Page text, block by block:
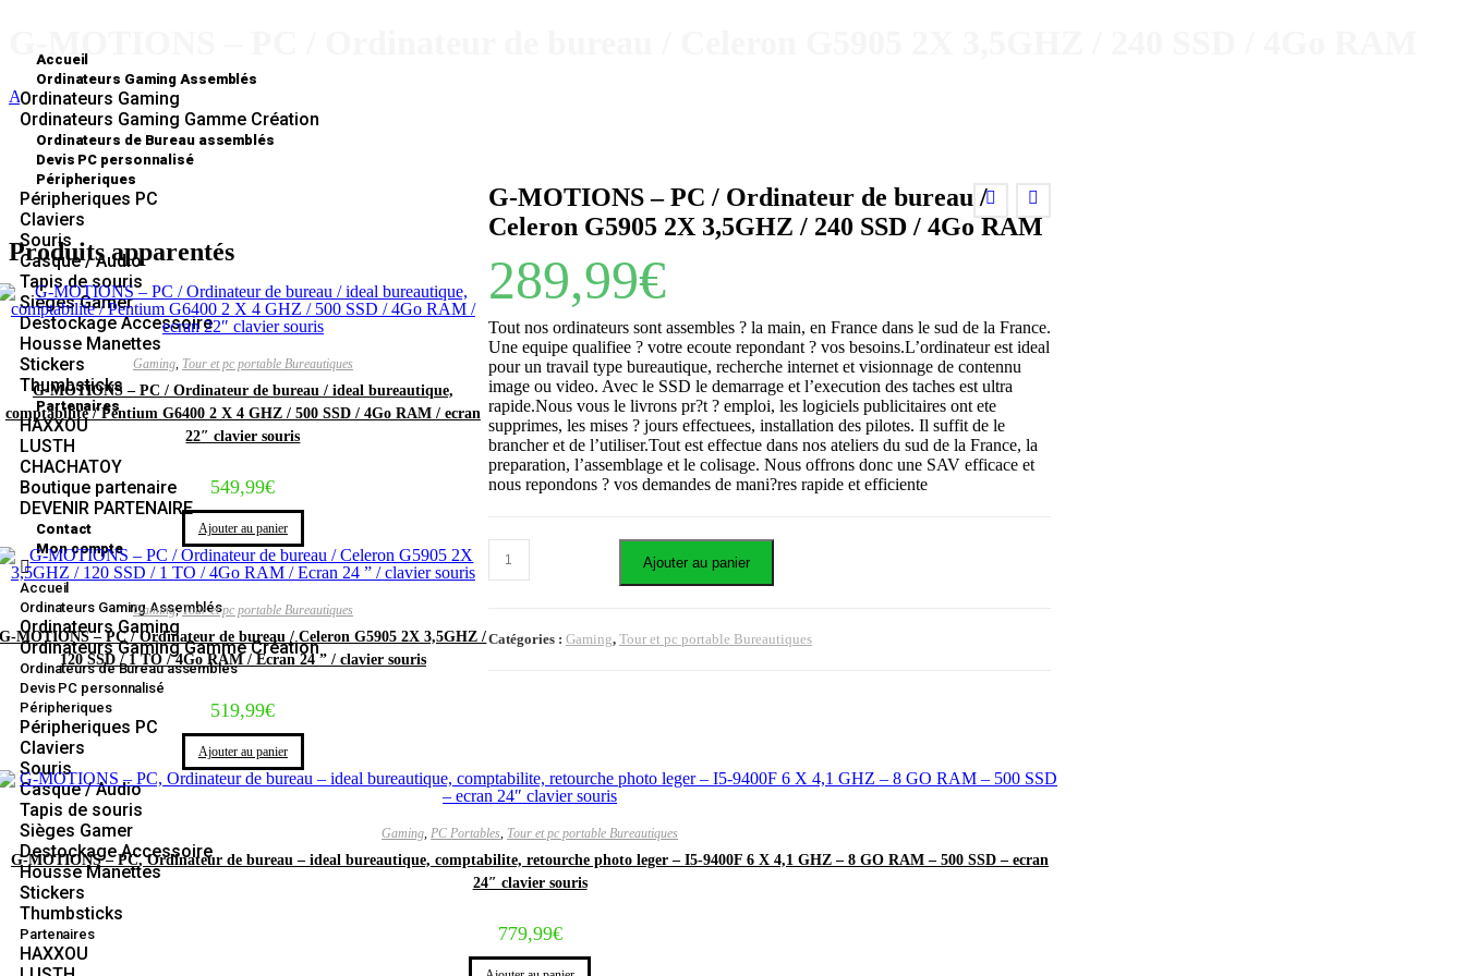
Accueil
Ordinateurs Gaming Assemblés
Ordinateurs Gaming
Ordinateurs Gaming Gamme Création
Ordinateurs de Bureau assemblés
Devis PC personnalisé
Péripheriques
Péripheriques PC
Claviers
Souris
Casque / Audio
Tapis de souris
Sièges Gamer
Destockage Accessoire
Housse Manettes
Stickers
Thumbsticks
Partenaires
HAXXOU
LUSTH
CHACHATOY
Boutique partenaire
DEVENIR PARTENAIRE
Contact
Mon compte
Accueil
Ordinateurs Gaming Assemblés
Ordinateurs Gaming
Ordinateurs Gaming Gamme Création
Ordinateurs de Bureau assemblés
Devis PC personnalisé
Péripheriques
Péripheriques PC
Claviers
Souris
Casque / Audio
Tapis de souris
Sièges Gamer
Destockage Accessoire
Housse Manettes
Stickers
Thumbsticks
Partenaires
HAXXOU
G-MOTIONS – PC / Ordinateur de bureau / Celeron G5905 2X 3,5GHZ / 240 SSD / 4Go RAM
Accueil»Boutique»G-MOTIONS – PC / Ordinateur de bureau / Celeron G5905 2X 3,5GHZ / 240 SSD / 4Go RAM
G-MOTIONS – PC / Ordinateur de bureau /
Celeron G5905 2X 3,5GHZ / 240 SSD / 4Go RAM
289,99€
Tout nos ordinateurs sont assembles ? la main, en France dans le sud de la France.
Une equipe qualifiee ? votre ecoute repondant ? vos besoins.L’ordinateur est ideal
pour un travail type bureautique, recherche internet et visionnage de contennu
image ou video. Avec le SSD le demarrage et l’execution des taches est ultra
rapide.Nous vous le livrons pr?t ? emploi, les logiciels publicitaires ont ete
supprimes, les mises ? jours effectuees, installation des pilotes. Il suffit de le
brancher et de l’utiliser.Tout est effectue dans nos ateliers du sud de la France, la
preparation, l’assemblage et le colisage. Nous offrons donc une SAV efficace et
nous repondons ? vos demandes de mani?res rapide et efficiente
Ajouter au panier
Catégories : Gaming, Tour et pc portable Bureautiques
Produits apparentés
Gaming, Tour et pc portable Bureautiques
G-MOTIONS – PC / Ordinateur de bureau / ideal bureautique,
comptabilite / Pentium G6400 2 X 4 GHZ / 500 SSD / 4Go RAM / ecran
22″ clavier souris
549,99€
Ajouter au panier
Gaming,Tour et pc portable Bureautiques
G-MOTIONS – PC / Ordinateur de bureau / Celeron G5905 2X 3,5GHZ /
120 SSD / 1 TO / 4Go RAM / Ecran 24 ” / clavier souris
519,99€
Ajouter au panier
Gaming,PC Portables, Tour et pc portable Bureautiques
G-MOTIONS – PC, Ordinateur de bureau – ideal bureautique, comptabilite, retourche photo leger – I5-9400F 6 X 4,1 GHZ – 8 GO RAM – 500 SSD – ecran
24″ clavier souris
779,99€